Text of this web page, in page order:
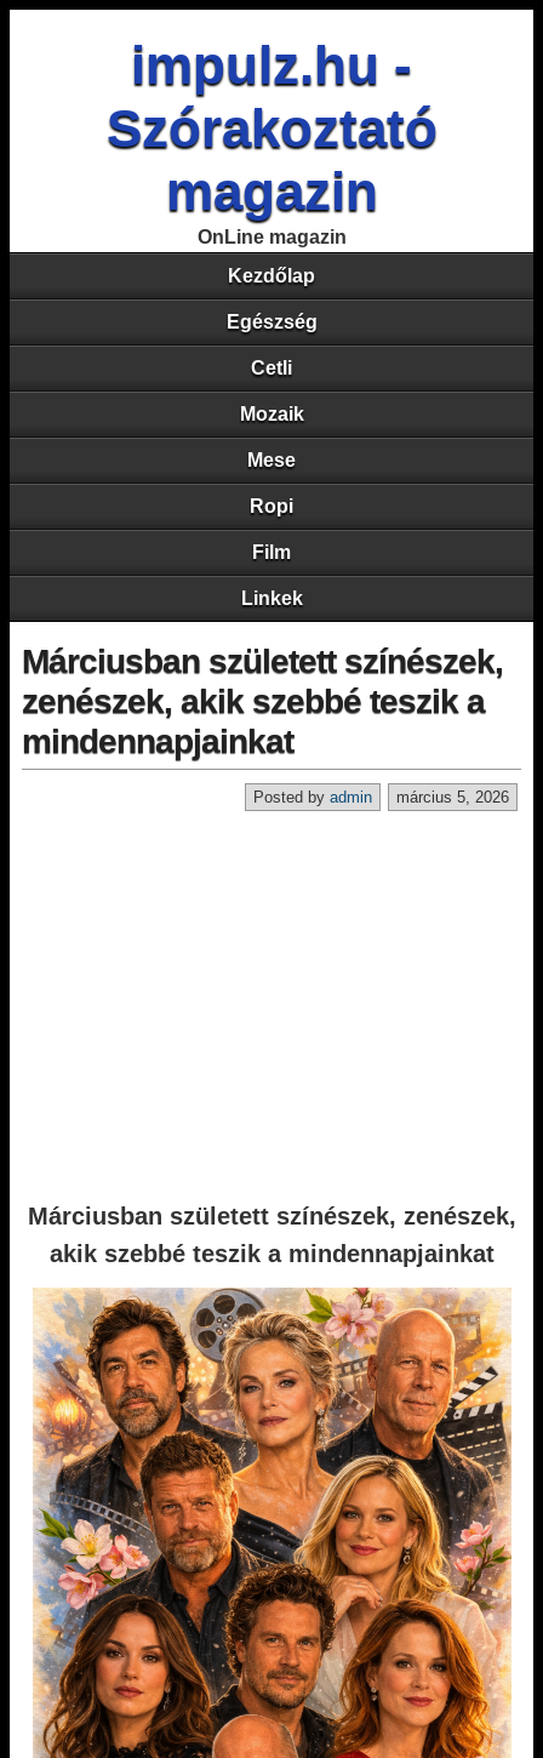
impulz.hu -
Szórakoztató
magazin
OnLine magazin
Kezdőlap
Egészség
Cetli
Mozaik
Mese
Ropi
Film
Linkek
Márciusban született színészek,
zenészek, akik szebbé teszik a
mindennapjainkat
március 5, 2026
Posted by admin
Márciusban született színészek, zenészek,
akik szebbé teszik a mindennapjainkat